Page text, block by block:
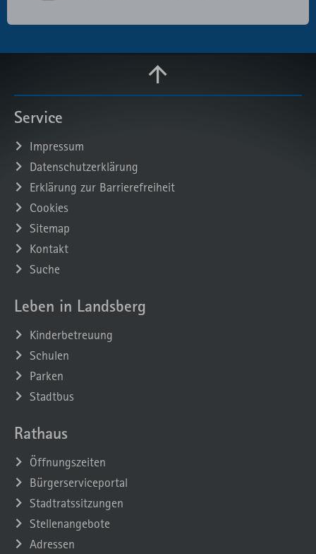
Service
Impressum
Datenschutzerklärung
Erklärung zur Barrierefreiheit
Cookies
Sitemap
Kontakt
Suche
Leben in Landsberg
Kinderbetreuung
Schulen
Parken
Stadtbus
Rathaus
Öffnungszeiten
Bürgerserviceportal
Stadtratssitzungen
Stellenangebote
Adressen